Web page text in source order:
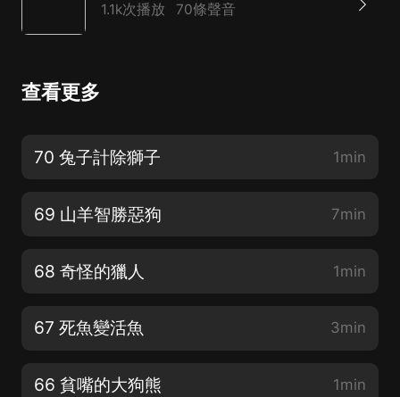
1.1k次播放 70條聲音
查看更多
70 兔子計除獅子 1min
69 山羊智勝惡狗 7min
68 奇怪的獵人 1min
67 死魚變活魚 3min
66 貧嘴的大狗熊 1min